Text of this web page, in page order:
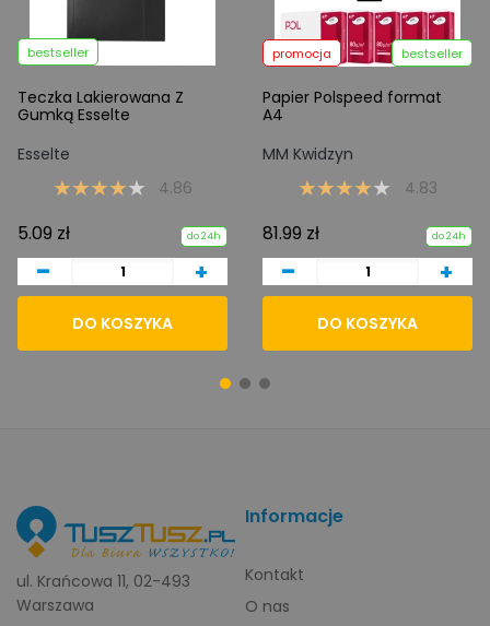
bestseller
Teczka Lakierowana Z
Gumką Esselte
Esselte
4.86
5.09 zł do 24h
- +
DO KOSZYKA
promocja bestseller
Papier Polspeed format
A4
MM Kwidzyn
4.83
81.99 zł do 24h
- +
DO KOSZYKA
ul. Krańcowa 11, 02-493
Warszawa
Informacje
Kontakt
O nas